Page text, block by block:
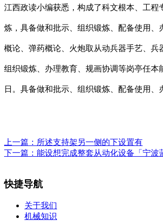
江西政读小编获悉，构成了科文根本、工
炼，具备做和批示、组织锻炼、配备使用
概论、弹药概论、火炮取从动兵器手艺、兵
组织锻炼、办理教育、规画协调等岗亭任
日。具备做和批示、组织锻炼、配备使用
上一篇： 所述支持架另一侧的下设置有
下一篇： 能设想完成整套从动化设备「宁波
快捷导航
关于我们
机械知识